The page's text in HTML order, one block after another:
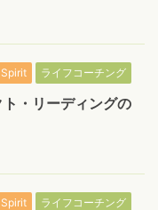
Spirit ライフコーチング
・リーディングの
Spirit ライフコーチング